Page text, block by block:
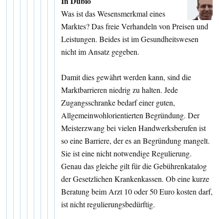
Was ist das Wesensmerkmal eines
Marktes? Das freie Verhandeln von Preisen und
Leistungen. Beides ist im Gesundheitswesen
nicht im Ansatz gegeben.
Damit dies gewährt werden kann, sind die
Marktbarrieren niedrig zu halten. Jede
Zugangsschranke bedarf einer guten,
Allgemeinwohlorientierten Begründung. Der
Meisterzwang bei vielen Handwerksberufen ist
so eine Barriere, der es an Begründung mangelt.
Sie ist eine nicht notwendige Regulierung.
Genau das gleiche gilt für die Gebührenkatalog
der Gesetzlichen Krankenkassen. Ob eine kurze
Beratung beim Arzt 10 oder 50 Euro kosten darf,
ist nicht regulierungsbedürftig.